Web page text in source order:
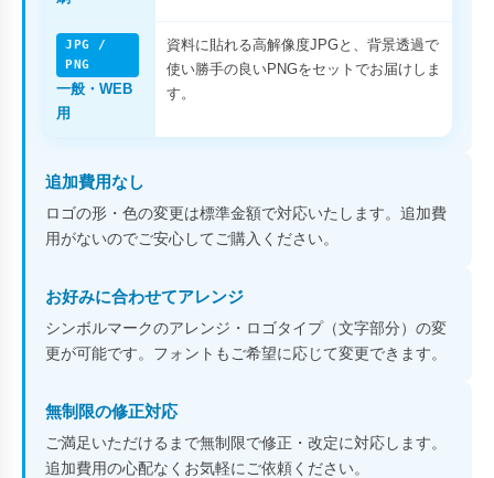
JPG /
PNG
一般・WEB
用
資料に貼れる高解像度JPGと、背景透過で
使い勝手の良いPNGをセットでお届けしま
す。
追加費用なし
ロゴの形・色の変更は標準金額で対応いたします。追加費
用がないのでご安心してご購入ください。
お好みに合わせてアレンジ
シンボルマークのアレンジ・ロゴタイプ（文字部分）の変
更が可能です。フォントもご希望に応じて変更できます。
無制限の修正対応
ご満足いただけるまで無制限で修正・改定に対応します。
追加費用の心配なくお気軽にご依頼ください。